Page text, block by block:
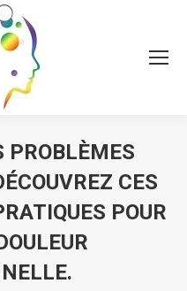
PROBLÈMES
CES
POUR